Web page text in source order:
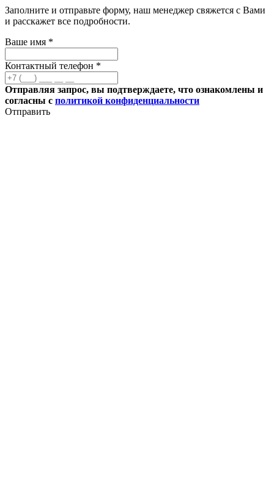
Заполните и отправьте форму, наш менеджер свяжется с Вами
и расскажет все подробности.
Ваше имя *
Контактный телефон *
Отправляя запрос, вы подтверждаете, что ознакомлены и
согласны с политикой конфиденциальности
Отправить